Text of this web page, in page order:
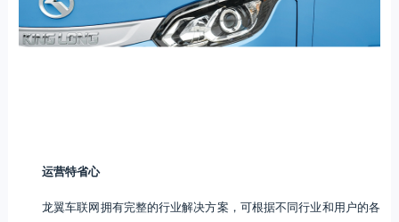
运营特省心
龙翼车联网拥有完整的行业解决方案，可根据不同行业和用户的各